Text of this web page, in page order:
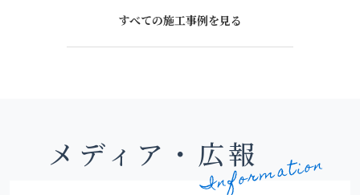
すべての施工事例を見る
メディア・広報